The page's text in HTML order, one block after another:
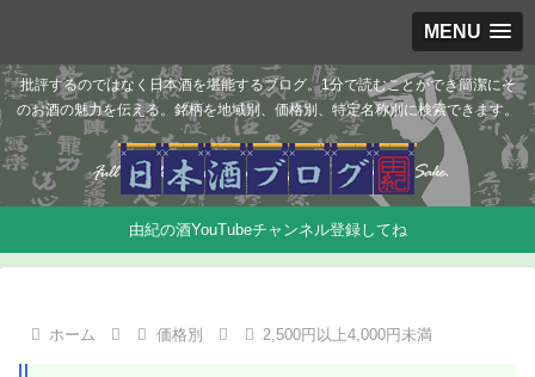
MENU
批評するのではなく日本酒を堪能するブログ。1分で読むことができ簡潔にそ
のお酒の魅力を伝える。銘柄を地域別、価格別、特定名称別に検索できます。
由紀の酒YouTubeチャンネル登録してね
ホーム 価格別 2,500円以上4,000円未満